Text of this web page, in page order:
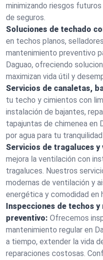
minimizando riesgos
de seguros.
Soluciones de techado
en techos planos,
mantenimiento preventivo
Daguao, ofreciendo
maximizan vida útil y
Servicios de canaletas,
tu techo y cimientos con
instalación de bajantes,
tapajuntas de chimenea en
por agua para tu
Servicios de tragaluces y
mejora la ventilación con
tragaluces. Nuestros
modernas de ventilación y
energética y comodidad en
Inspecciones de techos y
preventivo: Ofrecemos
mantenimiento regular en
a tiempo, extender la vida
reparaciones costosas.